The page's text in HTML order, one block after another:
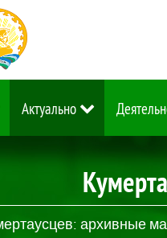
Актуально
архивные